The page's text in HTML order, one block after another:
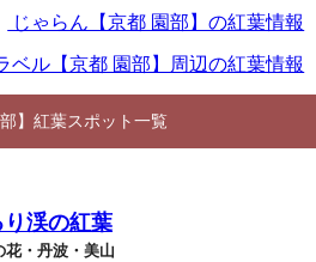
じゃらん【京都 園部】の紅葉情報
ベル【京都 園部】周辺の紅葉情報
部】紅葉スポット一覧
り渓の紅葉
花・丹波・美山